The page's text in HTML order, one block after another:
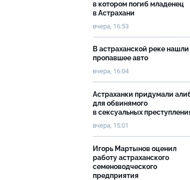
в котором погиб младенец
в Астрахани
вчера, 16:53
В астраханской реке нашли
пропавшее авто
вчера, 16:04
Астраханки придумали
для обвинямого
в сексуальных
вчера, 15:01
Игорь Мартынов оценил
работу астраханского
семеноводческого
предприятия